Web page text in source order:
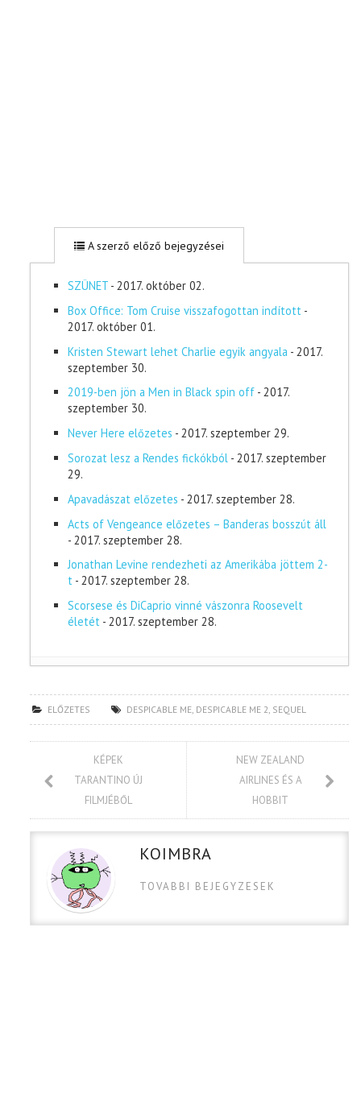
A szerző előző bejegyzései
SZÜNET - 2017. október 02.
Box Office: Tom Cruise visszafogottan indított -
2017. október 01.
Kristen Stewart lehet Charlie egyik angyala - 2017.
szeptember 30.
2019-ben jön a Men in Black spin off - 2017.
szeptember 30.
Never Here előzetes - 2017. szeptember 29.
Sorozat lesz a Rendes fickókból - 2017. szeptember
29.
Apavadászat előzetes - 2017. szeptember 28.
Acts of Vengeance előzetes – Banderas bosszút áll
- 2017. szeptember 28.
Jonathan Levine rendezheti az Amerikába jöttem 2-
t - 2017. szeptember 28.
Scorsese és DiCaprio vinné vászonra Roosevelt
életét - 2017. szeptember 28.
ELŐZETES DESPICABLE ME, DESPICABLE ME 2, SEQUEL
KÉPEK
TARANTINO ÚJ
FILMJÉBŐL
NEW ZEALAND
AIRLINES ÉS A
HOBBIT
KOIMBRA
TOVABBI BEJEGYZESEK